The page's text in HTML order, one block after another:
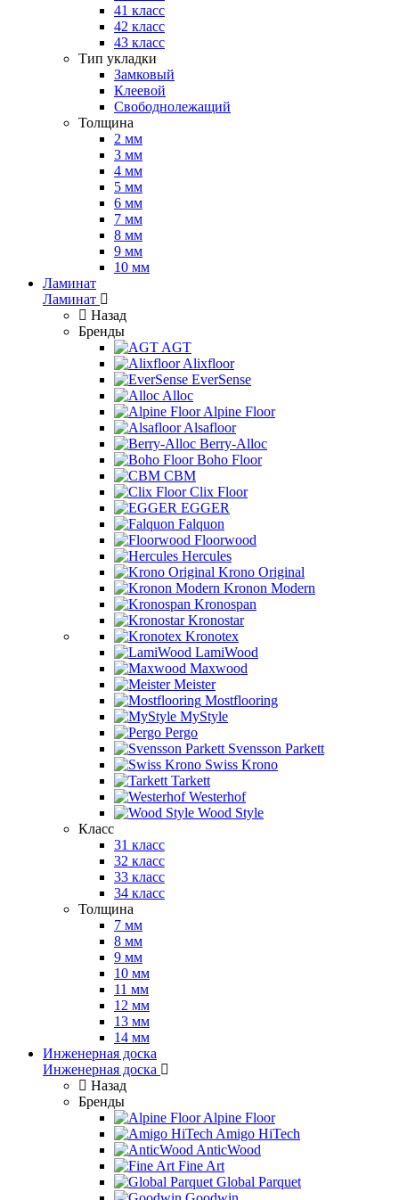
41 класс
42 класс
43 класс
Тип укладки
Замковый
Клеевой
Свободнолежащий
Толщина
2 мм
3 мм
4 мм
5 мм
6 мм
7 мм
8 мм
9 мм
10 мм
Ламинат
Ламинат
Назад
Бренды
AGT
Alixfloor
EverSense
Alloc
Alpine Floor
Alsafloor
Berry-Alloc
Boho Floor
CBM
Clix Floor
EGGER
Falquon
Floorwood
Hercules
Krono Original
Kronon Modern
Kronospan
Kronostar
Kronotex
LamiWood
Maxwood
Meister
Mostflooring
MyStyle
Pergo
Svensson Parkett
Swiss Krono
Tarkett
Westerhof
Wood Style
Класс
31 класс
32 класс
33 класс
34 класс
Толщина
7 мм
8 мм
9 мм
10 мм
11 мм
12 мм
13 мм
14 мм
Инженерная доска
Инженерная доска
Назад
Бренды
Alpine Floor
Amigo HiTech
AnticWood
Fine Art
Global Parquet